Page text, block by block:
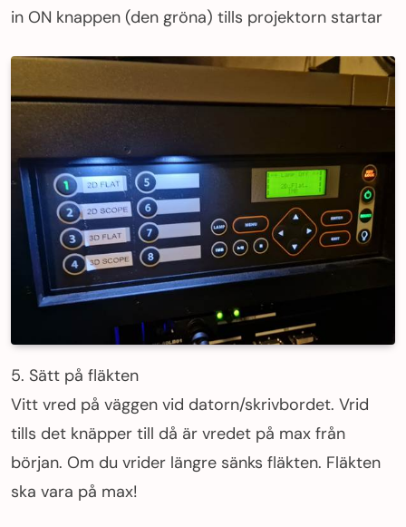
in ON knappen (den gröna) tills projektorn startar
5. Sätt på fläkten
Vitt vred på väggen vid datorn/skrivbordet. Vrid
tills det knäpper till då är vredet på max från
början. Om du vrider längre sänks fläkten. Fläkten
ska vara på max!